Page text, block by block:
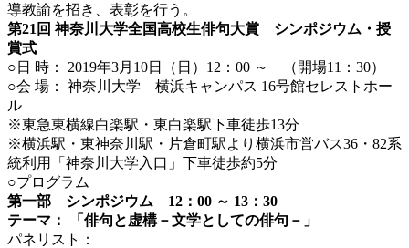
導教諭を招き、表彰を行う。
第21回 神奈川大学全国高校生俳句大賞 シンポジウム・授
賞式
○日 時： 2019年3月10日（日）12：00 ～ （開場11：30）
○会 場： 神奈川大学 横浜キャンパス 16号館セレストホー
ル
※東急東横線白楽駅・東白楽駅下車徒歩13分
※横浜駅・東神奈川駅・片倉町駅より横浜市営バス36・82系
統利用「神奈川大学入口」下車徒歩約5分
○プログラム
第一部 シンポジウム 12：00 ～ 13：30
テーマ： 「俳句と虚構－文学としての俳句－」
パネリスト：